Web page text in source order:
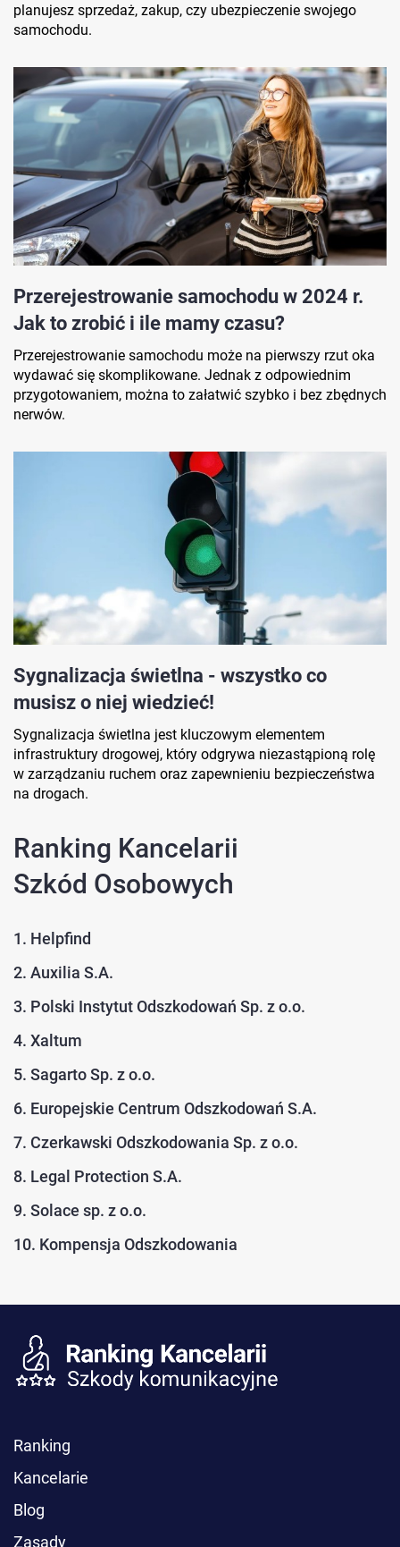
planujesz sprzedaż, zakup, czy ubezpieczenie swojego
samochodu.
Przerejestrowanie samochodu w 2024 r.
Jak to zrobić i ile mamy czasu?
Przerejestrowanie samochodu może na pierwszy rzut oka
wydawać się skomplikowane. Jednak z odpowiednim
przygotowaniem, można to załatwić szybko i bez zbędnych
nerwów.
Sygnalizacja świetlna - wszystko co
musisz o niej wiedzieć!
Sygnalizacja świetlna jest kluczowym elementem
infrastruktury drogowej, który odgrywa niezastąpioną rolę
w zarządzaniu ruchem oraz zapewnieniu bezpieczeństwa
na drogach.
Ranking Kancelarii
Szkód Osobowych
1. Helpfind
2. Auxilia S.A.
3. Polski Instytut Odszkodowań Sp. z o.o.
4. Xaltum
5. Sagarto Sp. z o.o.
6. Europejskie Centrum Odszkodowań S.A.
7. Czerkawski Odszkodowania Sp. z o.o.
8. Legal Protection S.A.
9. Solace sp. z o.o.
10. Kompensja Odszkodowania
Ranking
Kancelarie
Blog
Zasady